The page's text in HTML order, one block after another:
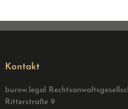
Kontakt
burow.legal
Ritterstraße 9